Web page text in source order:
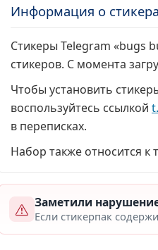
Информация о
Стикеры Telegram «bugs
стикеров. С момента
Чтобы установить
воспользуйтесь ссылкой
в переписках.
Набор также относится к
Заметили
Если стикерпак